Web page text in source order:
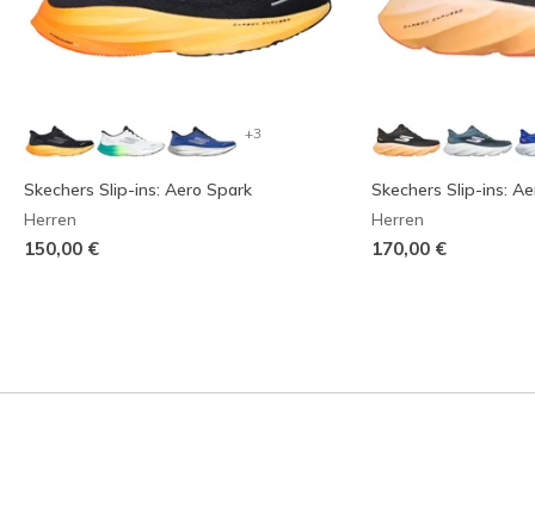
+3
Skechers Slip-ins: Aero Spark
Herren
150,00 €
Skechers Slip-ins:
Herren
170,00 €